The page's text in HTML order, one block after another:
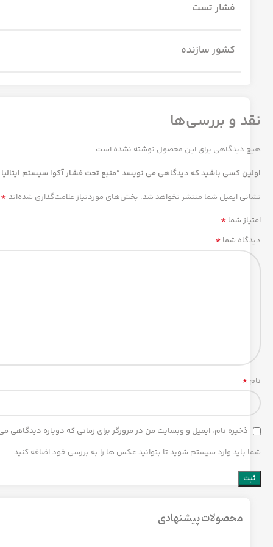
فشار تست
کشور سازنده
نقد و بررسی‌ها
هیچ دیدگاهی برای این محصول نوشته نشده است.
اولین کسی باشید که دیدگاهی می نویسد “منبع تحت فشار آکوا سیستم ایتالیا 100 لیتری VRV”
نشانی ایمیل شما منتشر نخواهد شد. بخش‌های موردنیاز علامت‌گذاری شده‌اند *
امتیاز شما *
دیدگاه شما *
نام *
ذخیره نام، ایمیل و وبسایت من در مرورگر برای زمانی که دوباره دیدگاهی
شما باید وارد سیستم شوید تا بتوانید عکس ها را به بررسی خود اضافه کنید.
محصولات پیشنهادی